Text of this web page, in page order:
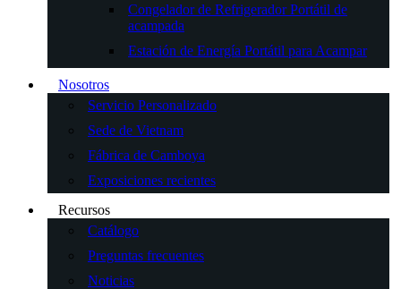
Congelador de Refrigerador Portátil de
acampada
Estación de Energía Portátil para Acampar
Nosotros
Servicio Personalizado
Sede de Vietnam
Fábrica de Camboya
Exposiciones recientes
Recursos
Catálogo
Preguntas frecuentes
Noticias